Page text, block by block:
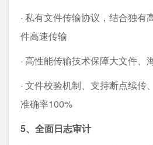
· 私有文件传输协议，结合独有
件高速传输
· 高性能传输技术保障大文件、
· 文件校验机制、支持断点续传
准确率100%
5、全面日志审计